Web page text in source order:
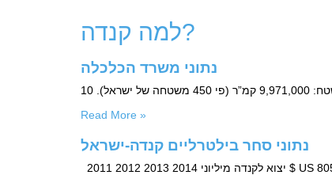
למה קנדה?
נתוני משרד הכלכלה
Read More »
נתוני סחר בילטרליים קנדה-ישראל